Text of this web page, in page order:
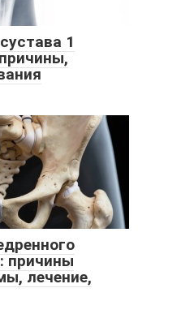
1
причины
лечение,